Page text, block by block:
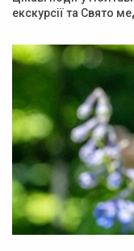
екскурсії та Свято